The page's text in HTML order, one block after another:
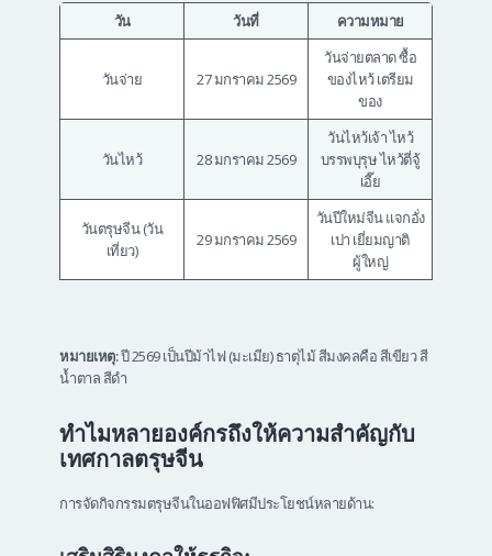
วัน วันที่ ความหมาย
วันจ่าย 27 มกราคม 2569
วันจ่ายตลาด ซื้อ
ของไหว้ เตรียม
ของ
วันไหว้ 28 มกราคม 2569
วันไหว้เจ้า ไหว้
บรรพบุรุษ ไหว้ตี่จู้
เอี๊ย
วันตรุษจีน (วัน
เที่ยว)
29 มกราคม 2569
วันปีใหม่จีน แจกอั่ง
เปา เยี่ยมญาติ
ผู้ใหญ่
หมายเหตุ:ปี 2569 เป็นปีม้าไฟ (มะเมีย) ธาตุไม้ สีมงคลคือ สีเขียว สี
น้ำตาล สีดำ
ทำไมหลายองค์กรถึงให้ความสำคัญกับ
เทศกาลตรุษจีน
การจัดกิจกรรมตรุษจีนในออฟฟิศมีประโยชน์หลายด้าน: